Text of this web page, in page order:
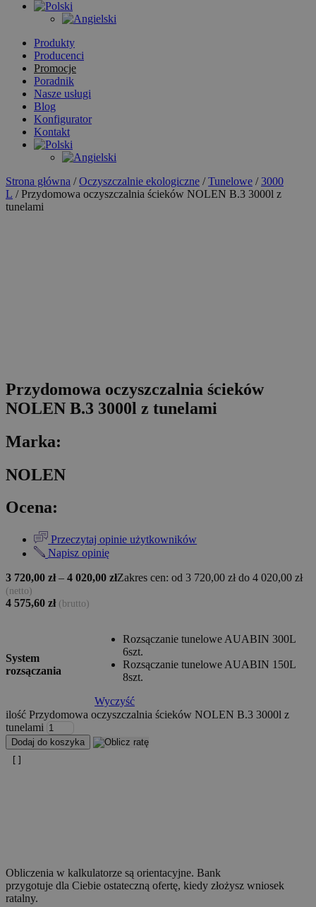
Produkty
Producenci
Promocje
Poradnik
Nasze usługi
Blog
Konfigurator
Kontakt
Strona główna /Oczyszczalnie ekologiczne /Tunelowe /3000
L / Przydomowa oczyszczalnia ścieków NOLEN B.3 3000l z
tunelami
Przydomowa oczyszczalnia ścieków
NOLEN B.3 3000l z tunelami
Marka:
NOLEN
Ocena:
Przeczytaj opinie użytkowników
Napisz opinię
3 720,00 zł – 4 020,00 złZakres cen: od 3 720,00 zł do 4 020,00 zł
(netto)
4 575,60 zł (brutto)
System
rozsączania
Rozsączanie tunelowe AUABIN 300L
6szt.
Rozsączanie tunelowe AUABIN 150L
8szt.
Wyczyść
ilość Przydomowa oczyszczalnia ścieków NOLEN B.3 3000l z
tunelami
Dodaj do koszyka
Obliczenia w kalkulatorze są orientacyjne. Bank
przygotuje dla Ciebie ostateczną ofertę, kiedy złożysz wniosek
ratalny.